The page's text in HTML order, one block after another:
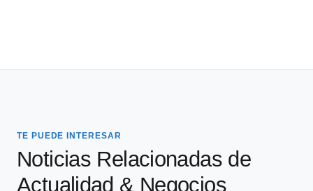
TE PUEDE INTERESAR
Noticias Relacionadas de
Actualidad & Negocios